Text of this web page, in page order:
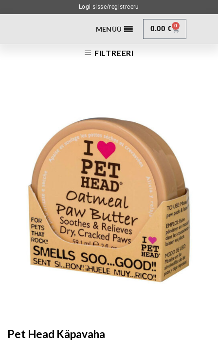
Logi sisse/registreeru
MENÜÜ 0.00€ 0
FILTREERI
Pet Head Käpavaha